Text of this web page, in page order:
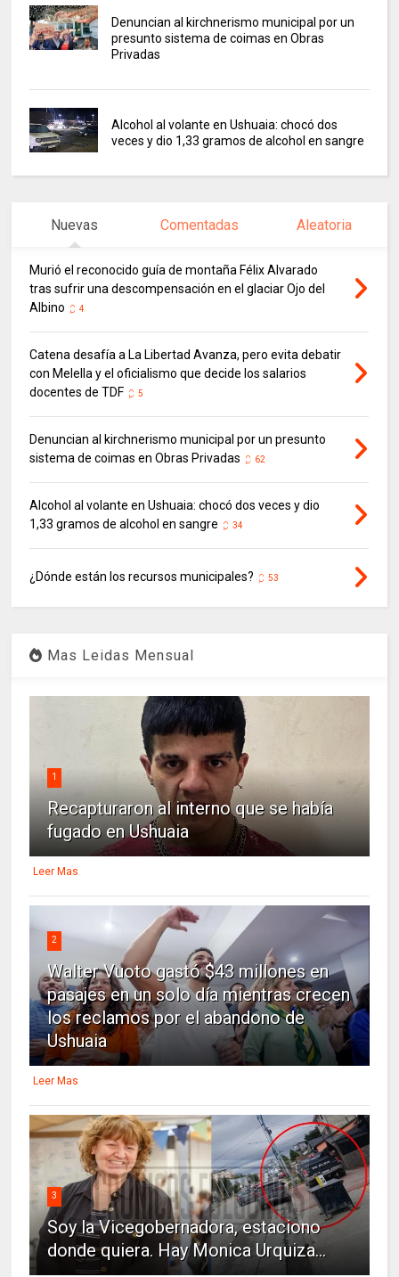
Denuncian al kirchnerismo municipal por un
presunto sistema de coimas en Obras
Privadas
Alcohol al volante en Ushuaia: chocó dos
veces y dio 1,33 gramos de alcohol en sangre
Nuevas Comentadas Aleatoria
Murió el reconocido guía de montaña Félix Alvarado
tras sufrir una descompensación en el glaciar Ojo del
Albino
4
Catena desafía a La Libertad Avanza, pero evita debatir
con Melella y el oficialismo que decide los salarios
docentes de TDF
5
Denuncian al kirchnerismo municipal por un presunto
sistema de coimas en Obras Privadas
62
Alcohol al volante en Ushuaia: chocó dos veces y dio
1,33 gramos de alcohol en sangre
34
¿Dónde están los recursos municipales? 53
Mas Leidas Mensual
1
Recapturaron al interno que se había
fugado en Ushuaia
Leer Mas
2
Walter Vuoto gastó $43 millones en
pasajes en un solo día mientras crecen
los reclamos por el abandono de
Ushuaia
Leer Mas
3
Soy la Vicegobernadora, estaciono
donde quiera. Hay Monica Urquiza...